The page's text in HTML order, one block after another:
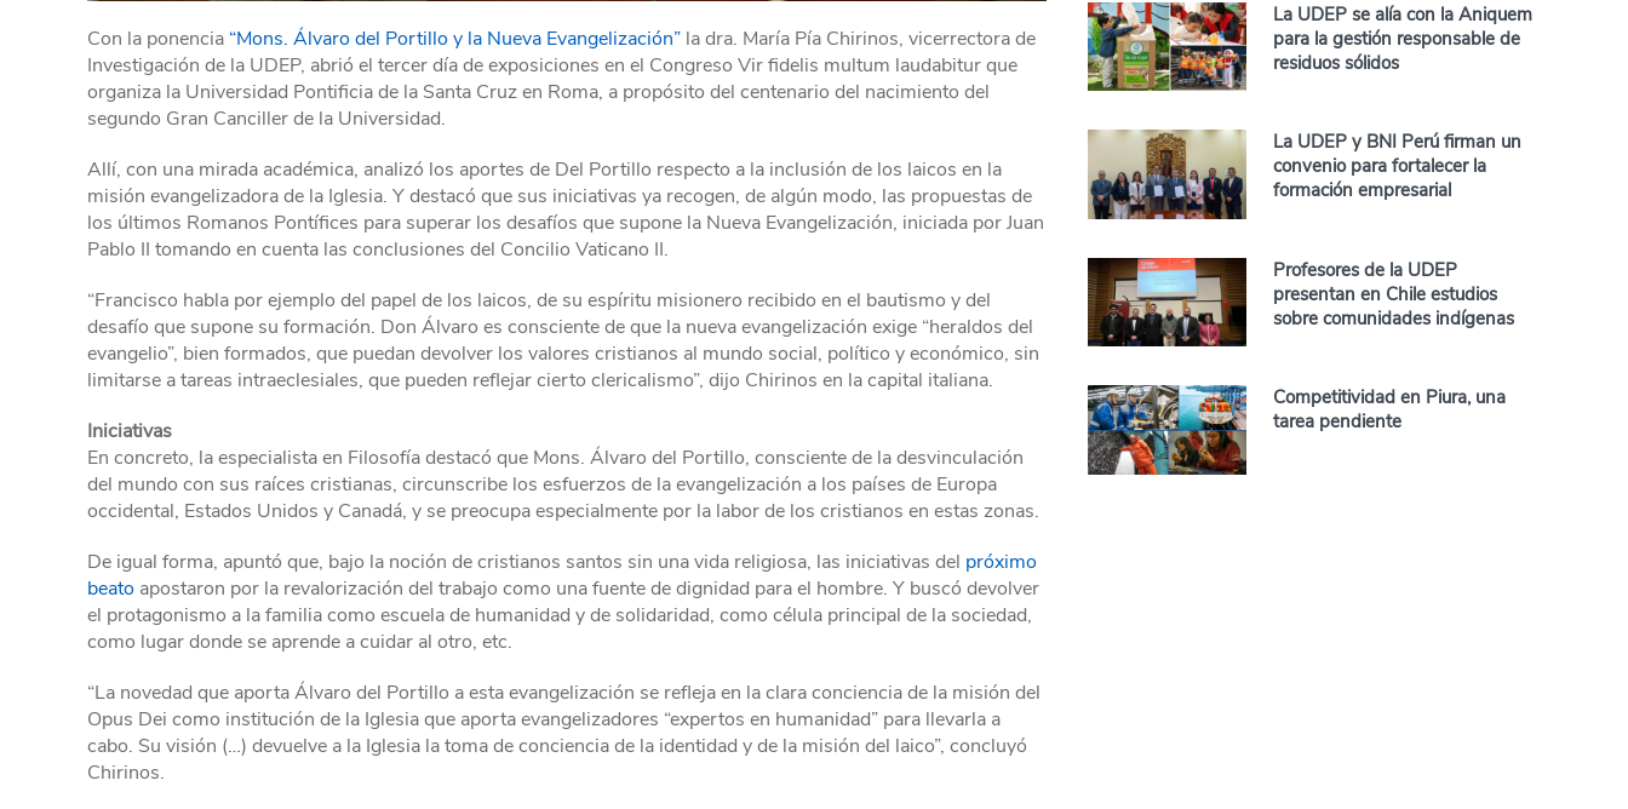
Con la ponencia “Mons. Álvaro del Portillo y la Nueva Evangelización” la dra. María Pía Chirinos, vicerrectora de
Investigación de la UDEP, abrió el tercer día de exposiciones en el Congreso Vir fidelis multum laudabitur que
organiza la Universidad Pontificia de la Santa Cruz en Roma, a propósito del centenario del nacimiento del
segundo Gran Canciller de la Universidad.
Allí, con una mirada académica, analizó los aportes de Del Portillo respecto a la inclusión de los laicos en la
misión evangelizadora de la Iglesia. Y destacó que sus iniciativas ya recogen, de algún modo, las propuestas de
los últimos Romanos Pontífices para superar los desafíos que supone la Nueva Evangelización, iniciada por Juan
Pablo II tomando en cuenta las conclusiones del Concilio Vaticano II.
“Francisco habla por ejemplo del papel de los laicos, de su espíritu misionero recibido en el bautismo y del
desafío que supone su formación. Don Álvaro es consciente de que la nueva evangelización exige “heraldos del
evangelio”, bien formados, que puedan devolver los valores cristianos al mundo social, político y económico, sin
limitarse a tareas intraeclesiales, que pueden reflejar cierto clericalismo”, dijo Chirinos en la capital italiana.
Iniciativas
En concreto, la especialista en Filosofía destacó que Mons. Álvaro del Portillo, consciente de la desvinculación
del mundo con sus raíces cristianas, circunscribe los esfuerzos de la evangelización a los países de Europa
occidental, Estados Unidos y Canadá, y se preocupa especialmente por la labor de los cristianos en estas zonas.
De igual forma, apuntó que, bajo la noción de cristianos santos sin una vida religiosa, las iniciativas del próximo
beato apostaron por la revalorización del trabajo como una fuente de dignidad para el hombre. Y buscó devolver
el protagonismo a la familia como escuela de humanidad y de solidaridad, como célula principal de la sociedad,
como lugar donde se aprende a cuidar al otro, etc.
“La novedad que aporta Álvaro del Portillo a esta evangelización se refleja en la clara conciencia de la misión del
Opus Dei como institución de la Iglesia que aporta evangelizadores “expertos en humanidad” para llevarla a
cabo. Su visión (…) devuelve a la Iglesia la toma de conciencia de la identidad y de la misión del laico”, concluyó
Chirinos.
La UDEP se alía con la Aniquem
para la gestión responsable de
residuos sólidos
La UDEP y BNI Perú firman un
convenio para fortalecer la
formación empresarial
Profesores de la UDEP
presentan en Chile estudios
sobre comunidades indígenas
Competitividad en Piura, una
tarea pendiente